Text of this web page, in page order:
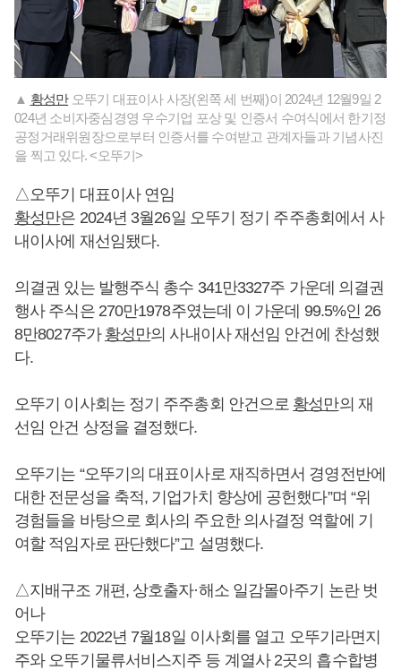
▲ 황성만오뚜기 대표이사 사장(왼쪽 세 번째)이 2024년 12월9일 2
024년 소비자중심경영 우수기업 포상 및 인증서 수여식에서 한기정
공정거래위원장으로부터 인증서를 수여받고 관계자들과 기념사진
을 찍고 있다. <오뚜기>
△오뚜기 대표이사 연임
황성만은 2024년 3월26일 오뚜기 정기 주주총회에서 사
내이사에 재선임됐다.
의결권 있는 발행주식 총수 341만3327주 가운데 의결권
행사 주식은 270만1978주였는데 이 가운데 99.5%인 26
8만8027주가 황성만의 사내이사 재선임 안건에 찬성했
다.
오뚜기 이사회는 정기 주주총회 안건으로 황성만의 재
선임 안건 상정을 결정했다.
오뚜기는 “오뚜기의 대표이사로 재직하면서 경영전반에
대한 전문성을 축적, 기업가치 향상에 공헌했다”며 “위
경험들을 바탕으로 회사의 주요한 의사결정 역할에 기
여할 적임자로 판단했다”고 설명했다.
△지배구조 개편, 상호출자·해소 일감몰아주기 논란 벗
어나
오뚜기는 2022년 7월18일 이사회를 열고 오뚜기라면지
주와 오뚜기물류서비스지주 등 계열사 2곳의 흡수합병